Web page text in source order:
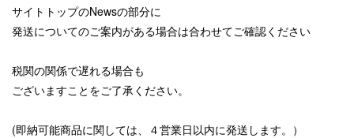
サイトトップのNewsの部分に
発送についてのご案内がある場合は合わせてご確認ください
税関の関係で遅れる場合も
ございますことをご了承ください。
(即納可能商品に関しては、４営業日以内に発送します。）